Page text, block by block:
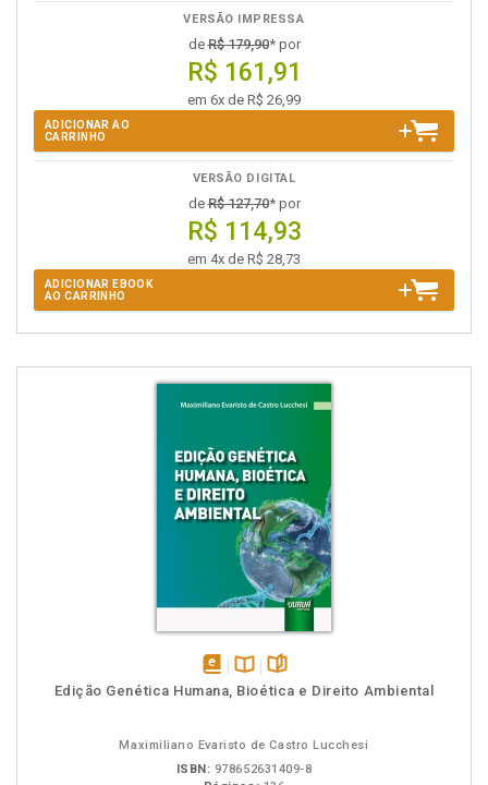
VERSÃO IMPRESSA
deR$ 179,90* por
R$ 161,91
em 6x de R$ 26,99
ADICIONAR AO
CARRINHO
VERSÃO DIGITAL
deR$ 127,70* por
R$ 114,93
em 4x de R$ 28,73
ADICIONAR EBOOK
AO CARRINHO
disponívelDisponível
páginas
Edição Genética Humana, Bioética e Direito Ambiental
Maximiliano Evaristo de Castro Lucchesi
ISBN: 978652631409-8